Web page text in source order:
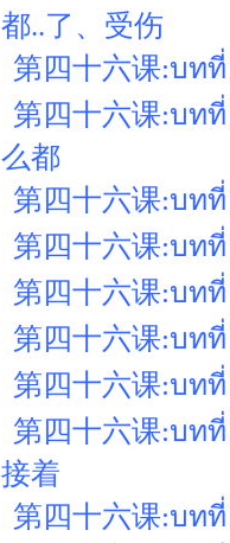
都..了、受伤
第四十六课:บท
第四十六课:บท
么都
第四十六课:บท
第四十六课:บท
第四十六课:บท
第四十六课:บท
第四十六课:บท
第四十六课:บท
接着
第四十六课:บท